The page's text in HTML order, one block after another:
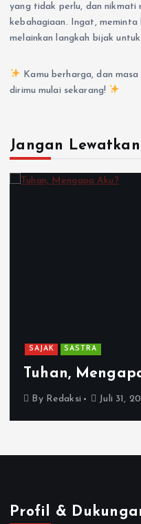
yang tidak perlu, dan nikmati
kebahagiaan. Ingat, meminta
melainkan langkah bijak
Kamu berharga, dan
dirimu mulai sekarang!
Jangan Lewatkan
SAJAK SASTRA
Tuhan,
By Redaksi Juli 31,
Profil &